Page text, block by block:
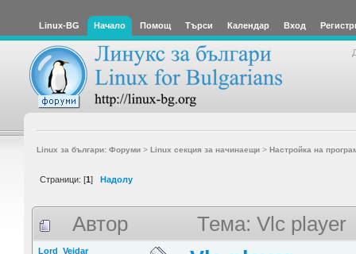
Linux-BG Начало Помощ Търси Календар Вход
Linux за българи: Форуми> Linux секция за начинаещи> Настройка на
Страници: [1] Надолу
Автор Тема: Vlc player
Lord_Veidar